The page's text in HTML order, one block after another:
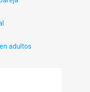
adultos